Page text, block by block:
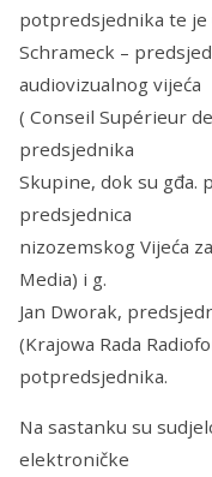
potpredsjednika te je
Schrameck –
audiovizualnog vijeća
( Conseil Supérieur
predsjednika
Skupine, dok su gđa.
predsjednica
nizozemskog Vijeća
Media) i g.
Jan Dworak,
(Krajowa Rada
potpredsjednika.
Na sastanku su
elektroničke